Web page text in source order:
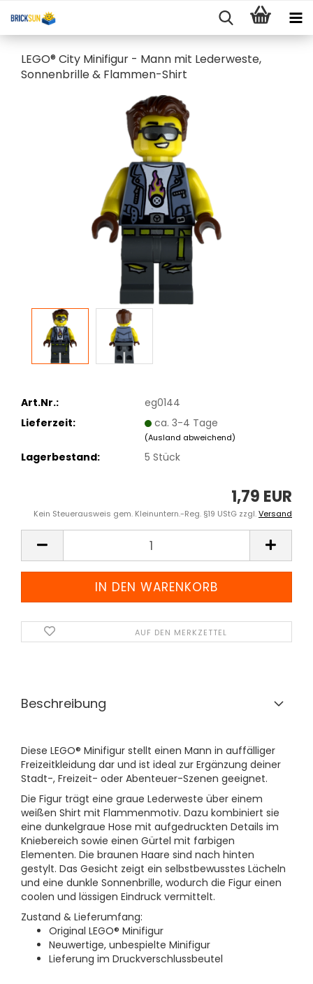
LEGO® City Minifigur - Mann mit Lederweste,
Sonnenbrille & Flammen-Shirt
Art.Nr.:
eg0144
Lieferzeit:
ca. 3-4 Tage
(Ausland abweichend)
Lagerbestand: 5 Stück
1,79 EUR
Kein Steuerausweis gem. Kleinuntern.-Reg. §19 UStG zzgl.Versand
AUF DEN MERKZETTEL
Beschreibung
Diese LEGO® Minifigur stellt einen Mann in auffälliger
Freizeitkleidung dar und ist ideal zur Ergänzung deiner
Stadt-, Freizeit- oder Abenteuer-Szenen geeignet.
Die Figur trägt eine graue Lederweste über einem
weißen Shirt mit Flammenmotiv. Dazu kombiniert sie
eine dunkelgraue Hose mit aufgedruckten Details im
Kniebereich sowie einen Gürtel mit farbigen
Elementen. Die braunen Haare sind nach hinten
gestylt. Das Gesicht zeigt ein selbstbewusstes Lächeln
und eine dunkle Sonnenbrille, wodurch die Figur einen
coolen und lässigen Eindruck vermittelt.
Zustand & Lieferumfang:
Original LEGO® Minifigur
Neuwertige, unbespielte Minifigur
Lieferung im Druckverschlussbeutel